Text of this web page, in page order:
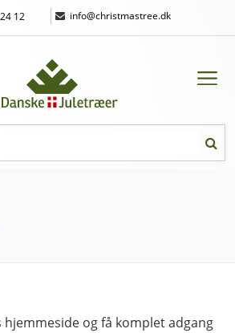
12 | info@christmastree.dk
hjemmeside og få komplet adgang